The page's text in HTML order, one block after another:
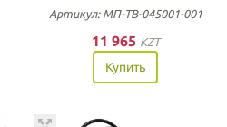
Артикул: МП-ТВ-045001-001
11 965 KZT
Купить